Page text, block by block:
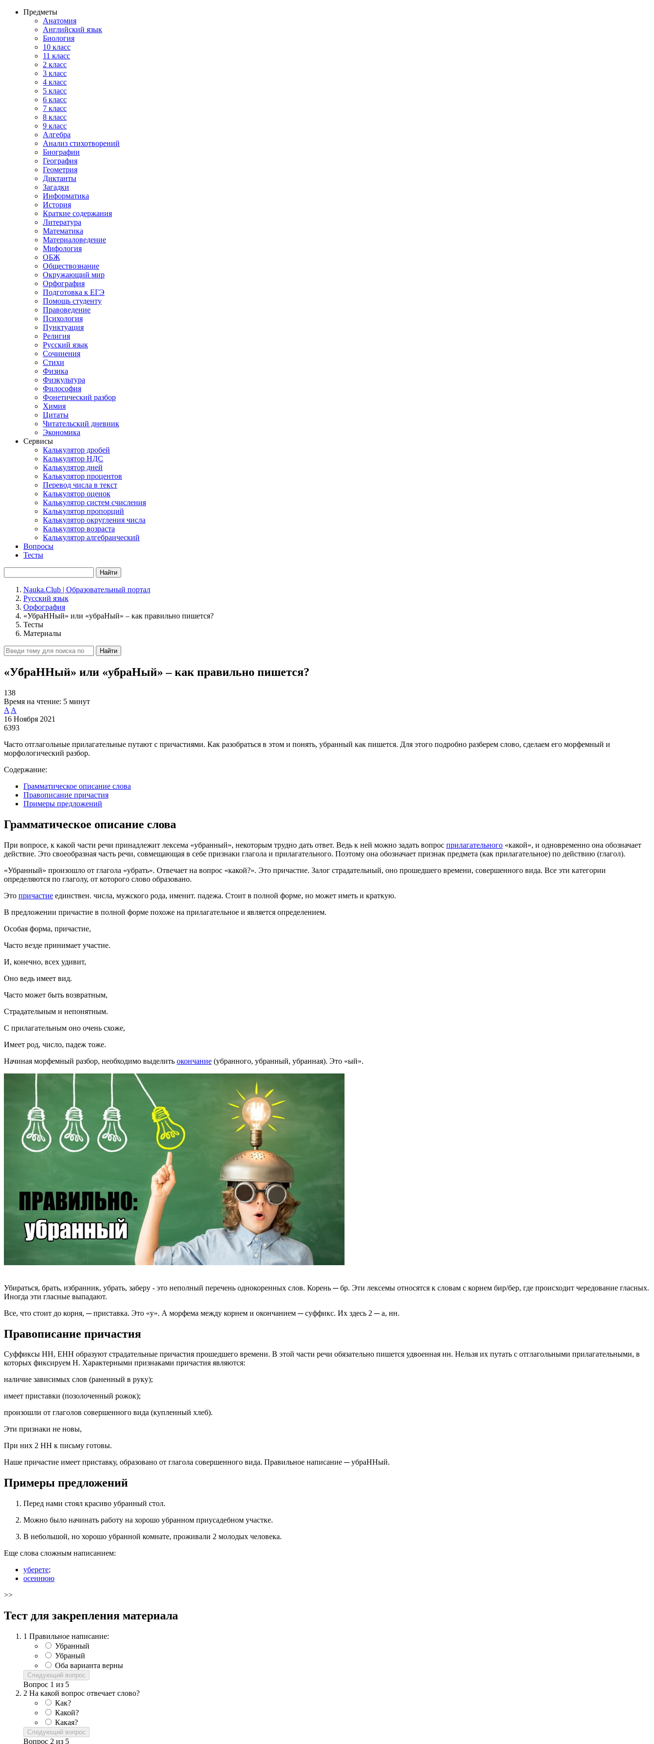
Предметы
Анатомия
Английский язык
Биология
10 класс
11 класс
2 класс
3 класс
4 класс
5 класс
6 класс
7 класс
8 класс
9 класс
Алгебра
Анализ стихотворений
Биографии
География
Геометрия
Диктанты
Загадки
Информатика
История
Краткие содержания
Литература
Математика
Материаловедение
Мифология
ОБЖ
Обществознание
Окружающий мир
Орфография
Подготовка к ЕГЭ
Помощь студенту
Правоведение
Психология
Пунктуация
Религия
Русский язык
Сочинения
Стихи
Физика
Физкультура
Философия
Фонетический разбор
Химия
Цитаты
Читательский дневник
Экономика
Сервисы
Калькулятор дробей
Калькулятор НДС
Калькулятор дней
Калькулятор процентов
Перевод числа в текст
Калькулятор оценок
Калькулятор систем счисления
Калькулятор пропорций
Калькулятор округления числа
Калькулятор возраста
Калькулятор алгебраический
Вопросы
Тесты
Найти
Nauka.Club | Образовательный портал
Русский язык
Орфография
«УбраННый» или «убраНый» – как правильно пишется?
Тесты
Материалы
Найти
«УбраННый» или «убраНый» – как правильно пишется?
138
Время на чтение: 5 минут
A A
16 Ноября 2021
6393
Часто отглагольные прилагательные путают с причастиями. Как разобраться в этом и понять, убранный как пишется. Для этого подробно разберем слово, сделаем его морфемный и
морфологический разбор.
Содержание:
Грамматическое описание слова
Правописание причастия
Примеры предложений
Грамматическое описание слова
При вопросе, к какой части речи принадлежит лексема «убранный», некоторым трудно дать ответ. Ведь к ней можно задать вопрос прилагательного «какой», и одновременно она обозначает
действие. Это своеобразная часть речи, совмещающая в себе признаки глагола и прилагательного. Поэтому она обозначает признак предмета (как прилагательное) по действию (глагол).
«Убранный» произошло от глагола «убрать». Отвечает на вопрос «какой?». Это причастие. Залог страдательный, оно прошедшего времени, совершенного вида. Все эти категории
определяются по глаголу, от которого слово образовано.
Это причастие единствен. числа, мужского рода, именит. падежа. Стоит в полной форме, но может иметь и краткую.
В предложении причастие в полной форме похоже на прилагательное и является определением.
Особая форма, причастие,
Часто везде принимает участие.
И, конечно, всех удивит,
Оно ведь имеет вид.
Часто может быть возвратным,
Страдательным и непонятным.
С прилагательным оно очень схоже,
Имеет род, число, падеж тоже.
Начиная морфемный разбор, необходимо выделить окончание (убранного, убранный, убранная). Это «ый».
Убираться, брать, избранник, убрать, заберу - это неполный перечень однокоренных слов. Корень ─ бр. Эти лексемы относятся к словам с корнем бир/бер, где происходит чередование гласных.
Иногда эти гласные выпадают.
Все, что стоит до корня, ─ приставка. Это «у». А морфема между корнем и окончанием ─ суффикс. Их здесь 2 ─ а, нн.
Правописание причастия
Суффиксы НН, ЕНН образуют страдательные причастия прошедшего времени. В этой части речи обязательно пишется удвоенная нн. Нельзя их путать с отглагольными прилагательными, в
которых фиксируем Н. Характерными признаками причастия являются:
наличие зависимых слов (раненный в руку);
имеет приставки (позолоченный рожок);
произошли от глаголов совершенного вида (купленный хлеб).
Эти признаки не новы,
При них 2 НН к письму готовы.
Наше причастие имеет приставку, образовано от глагола совершенного вида. Правильное написание ─ убраННый.
Примеры предложений
Перед нами стоял красиво убранный стол.
Можно было начинать работу на хорошо убранном приусадебном участке.
В небольшой, но хорошо убранной комнате, проживали 2 молодых человека.
Еще слова сложным написанием:
уберете;
осеннюю
>>
Тест для закрепления материала
1 Правильное написание:
Убранный
Убраный
Оба варианта верны
Следующий вопрос
Вопрос 1 из 5
2 На какой вопрос отвечает слово?
Как?
Какой?
Какая?
Следующий вопрос
Вопрос 2 из 5